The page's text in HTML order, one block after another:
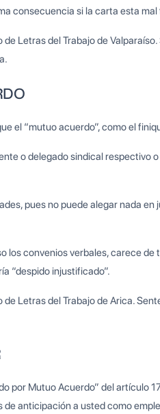
consecuencia si la carta esta
Letras del Trabajo de
el “mutuo acuerdo”, como el
o delegado sindical respectivo
pues no puede alegar nada
los convenios verbales, carece de
“despido injustificado”.
Letras del Trabajo de Arica.
por Mutuo Acuerdo” del artículo
anticipación a usted como